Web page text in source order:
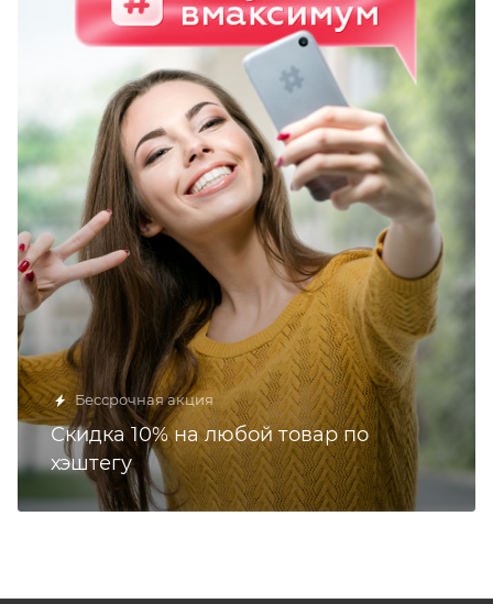
Бессрочная акция
Скидка 10% на любой товар по
хэштегу